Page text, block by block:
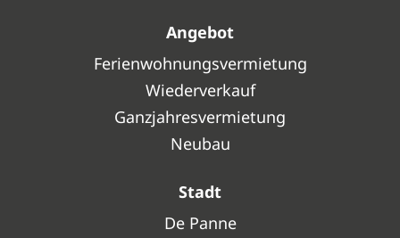
Angebot
Ferienwohnungsvermietung
Wiederverkauf
Ganzjahresvermietung
Neubau
Stadt
De Panne